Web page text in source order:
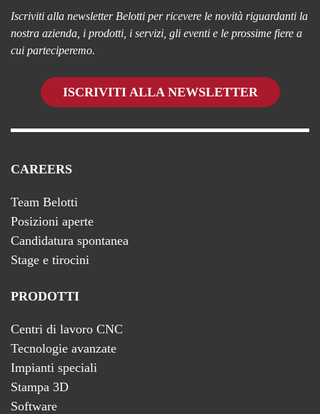
Iscriviti alla newsletter Belotti per ricevere le novità riguardanti la
nostra azienda, i prodotti, i servizi, gli eventi e le prossime fiere a
cui parteciperemo.
ISCRIVITI ALLA NEWSLETTER
CAREERS
Team Belotti
Posizioni aperte
Candidatura spontanea
Stage e tirocini
PRODOTTI
Centri di lavoro CNC
Tecnologie avanzate
Impianti speciali
Stampa 3D
Software